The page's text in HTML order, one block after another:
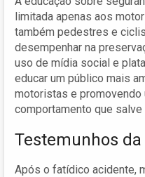
limitada apenas aos
também pedestres e
desempenhar na
uso de mídia social e
educar um público mais
motoristas e promovendo
comportamento que salve
Testemunhos
Após o fatídico acidente,